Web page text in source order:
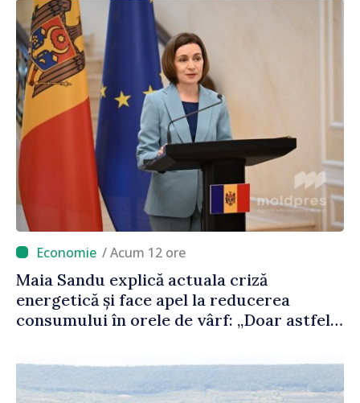
/ Acum 12 ore
Maia Sandu explică actuala criză
energetică și face apel la reducerea
consumului în orele de vârf: „Doar astfel
mic”